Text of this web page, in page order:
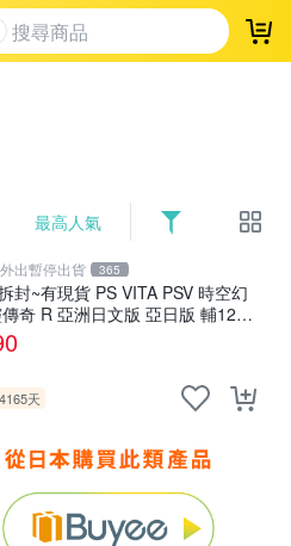
登
最高人氣
出暫停出貨 365
封~有現貨 PS VITA PSV 時空幻
奇 R 亞洲日文版 亞日版 輔12級
天